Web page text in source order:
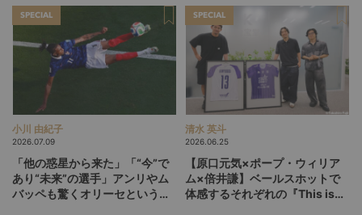
SPECIAL
小川 由紀子
2026.07.09
「他の惑星から来た」「“今”で
あり“未来”の選手」アンリやム
バッペも驚くオリーセというフ
SPECIAL
清水 英斗
2026.06.25
【原口元気×ポープ・ウィリア
ム×倍井謙】ベールスホットで
体感するそれぞれの『This is